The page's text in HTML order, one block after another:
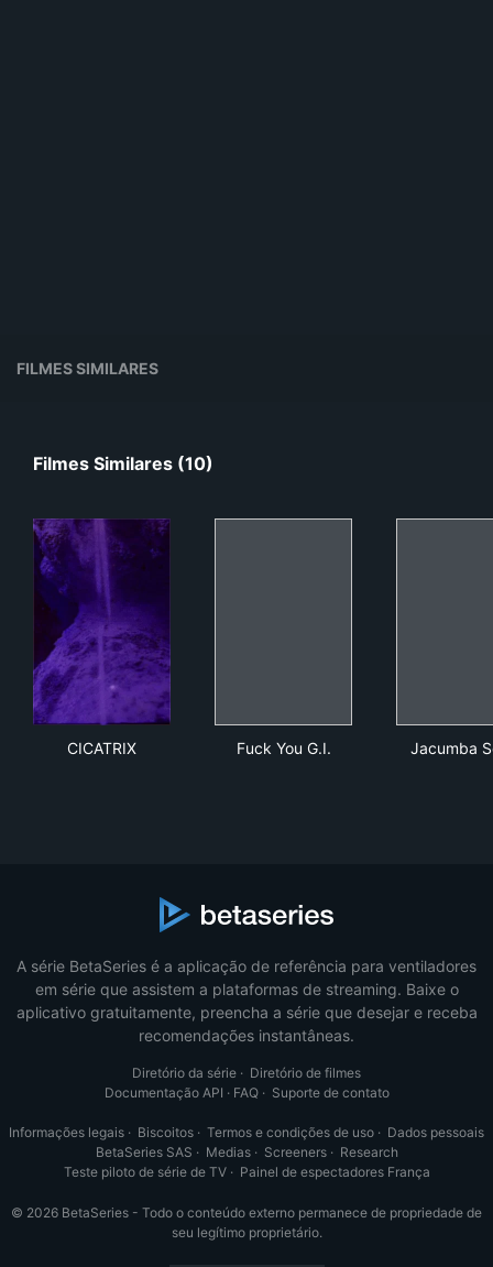
FILMES SIMILARES
Filmes Similares (10)
CICATRIX Fuck You G.I. Jacumba
A série BetaSeries é a aplicação de referência para ventiladores
em série que assistem a plataformas de streaming. Baixe o
aplicativo gratuitamente, preencha a série que desejar e receba
recomendações instantâneas.
Diretório da série · Diretório de filmes
Documentação API · FAQ· Suporte de contato
Informações legais · Biscoitos · Termos e condições de uso · Dados pessoais
BetaSeries SAS · Medias· Screeners· Research
Teste piloto de série de TV· Painel de espectadores França
© 2026 BetaSeries - Todo o conteúdo externo permanece de propriedade de
seu legítimo proprietário.